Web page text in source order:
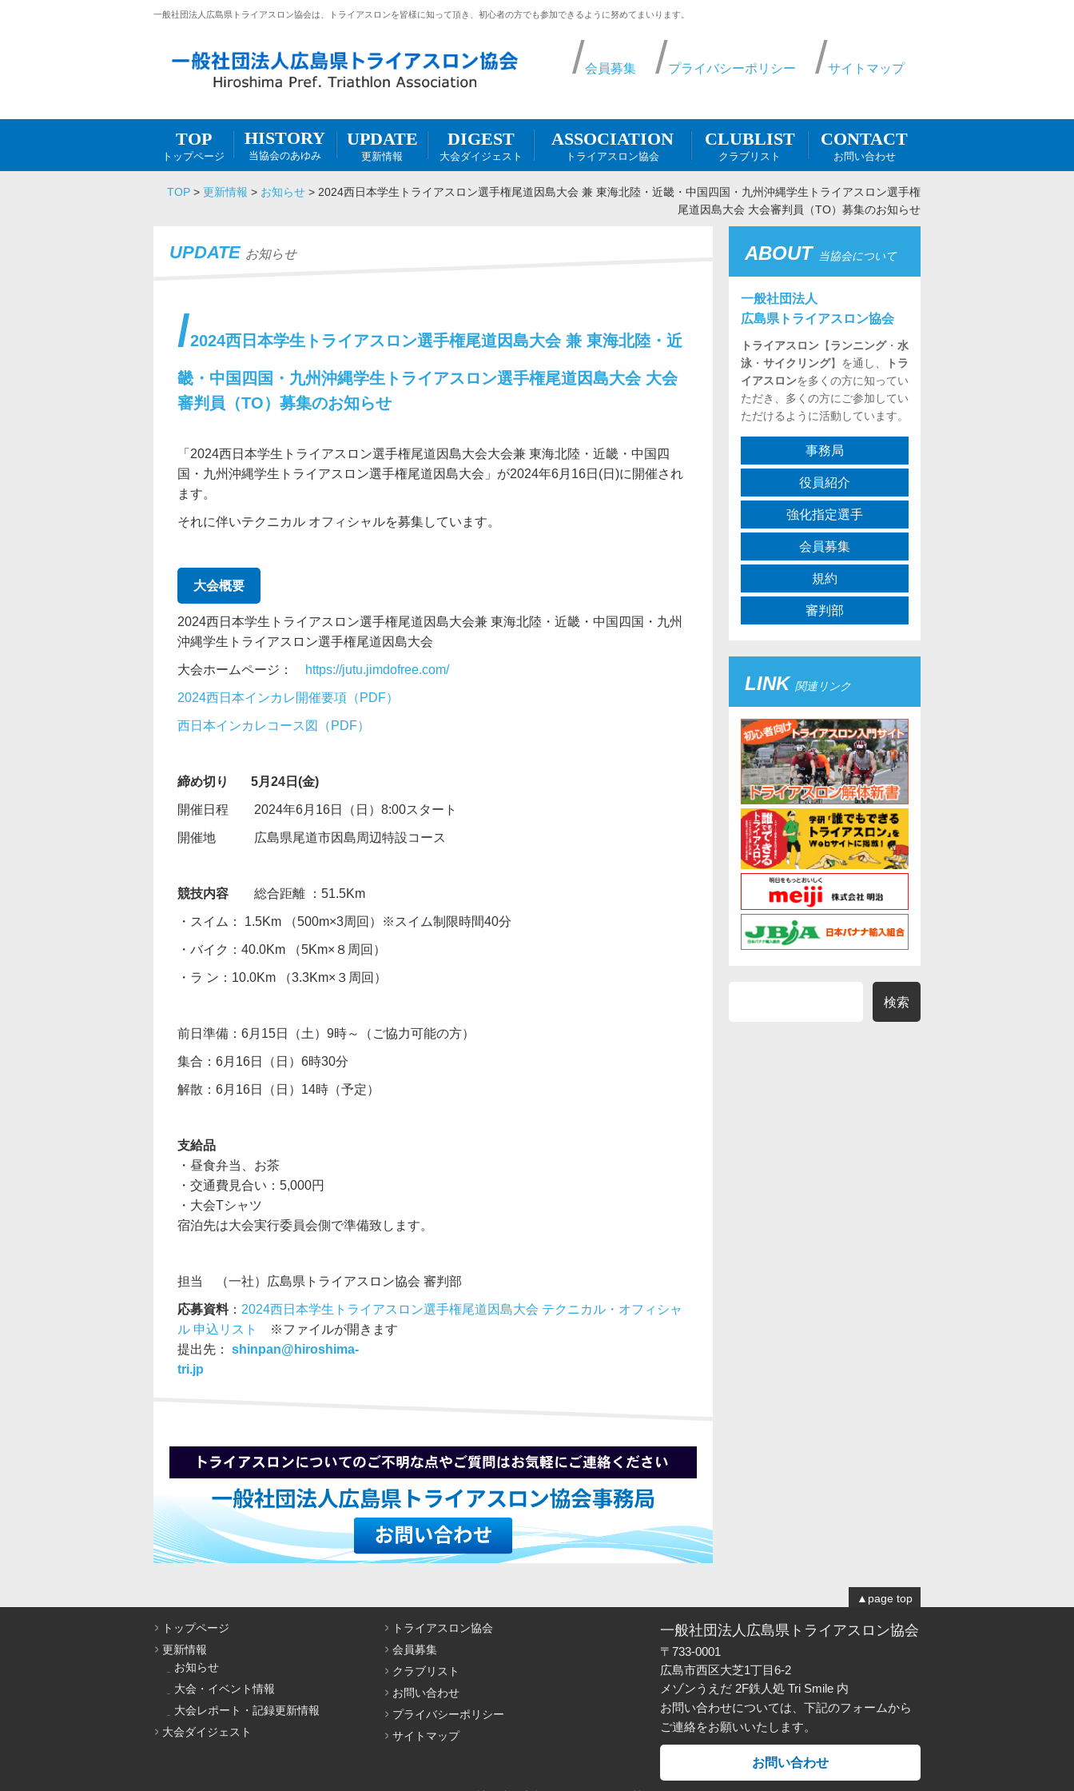
一般社団法人広島県トライアスロン協会は、トライアスロンを皆様に知って頂き、初心者の方でも参加できるように努めてまいります。
会員募集 プライバシーポリシー サイトマップ
TOP
トップページ
HISTORY
当協会のあゆみ
UPDATE
更新情報
DIGEST
大会ダイジェスト
ASSOCIATION
トライアスロン協会
CLUBLIST
クラブリスト
CONTACT
お問い合わせ
TOP > 更新情報 > お知らせ > 2024西日本学生トライアスロン選手権尾道因島大会 兼 東海北陸・近畿・中国四国・九州沖縄学生トライアスロン選手権
尾道因島大会 大会審判員（TO）募集のお知らせ
UPDATE お知らせ
2024西日本学生トライアスロン選手権尾道因島大会 兼 東海北陸・近
畿・中国四国・九州沖縄学生トライアスロン選手権尾道因島大会 大会
審判員（TO）募集のお知らせ
「2024西日本学生トライアスロン選手権尾道因島大会大会兼 東海北陸・近畿・中国四
国・九州沖縄学生トライアスロン選手権尾道因島大会」が2024年6月16日(日)に開催され
ます。
それに伴いテクニカル オフィシャルを募集しています。
大会概要
2024西日本学生トライアスロン選手権尾道因島大会兼 東海北陸・近畿・中国四国・九州
沖縄学生トライアスロン選手権尾道因島大会
大会ホームページ： https://jutu.jimdofree.com/
2024西日本インカレ開催要項（PDF）
西日本インカレコース図（PDF）
締め切り 5月24日(金)
開催日程 2024年6月16日（日）8:00スタート
開催地 広島県尾道市因島周辺特設コース
競技内容 総合距離 ：51.5Km
・スイム： 1.5Km （500m×3周回）※スイム制限時間40分
・バイク：40.0Km （5Km×８周回）
・ラ ン：10.0Km （3.3Km×３周回）
前日準備：6月15日（土）9時～（ご協力可能の方）
集合：6月16日（日）6時30分
解散：6月16日（日）14時（予定）
支給品
・昼食弁当、お茶
・交通費見合い：5,000円
・大会Tシャツ
宿泊先は大会実行委員会側で準備致します。
担当 （一社）広島県トライアスロン協会 審判部
応募資料： 2024西日本学生トライアスロン選手権尾道因島大会 テクニカル・オフィシャ
ル 申込リスト
※ファイルが開きます
提出先： shinpan@hiroshima-
tri.jp
ABOUT 当協会について
一般社団法人
広島県トライアスロン協会
トライアスロン 【ランニング・ 水
泳 ・ サイクリング】を通し、
トラ
イアスロンを多くの方に知ってい
ただき、多くの方にご参加してい
ただけるように活動しています。
事務局
役員紹介
強化指定選手
会員募集
規約
審判部
LINK 関連リンク
▲ page top
トップページ
更新情報
お知らせ
大会・イベント情報
大会レポート・記録更新情報
大会ダイジェスト
トライアスロン協会
会員募集
クラブリスト
お問い合わせ
プライバシーポリシー
サイトマップ
一般社団法人広島県トライアスロン協会
〒733-0001
広島市西区大芝1丁目6-2
メゾンうえだ 2F鉄人処 Tri Smile 内
お問い合わせについては、下記のフォームから
ご連絡をお願いいたします。
お問い合わせ